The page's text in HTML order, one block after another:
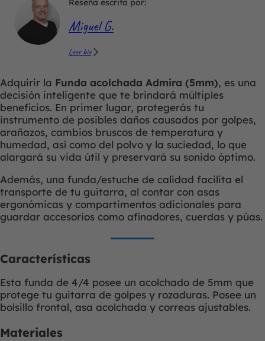
Reseña escrita por:
Miguel G.
Leer bio
Adquirir la Funda acolchada Admira (5mm), es una
decisión inteligente que te brindará múltiples
beneficios. En primer lugar, protegerás tu
instrumento de posibles daños causados por golpes,
arañazos, cambios bruscos de temperatura y
humedad, así como del polvo y la suciedad, lo que
alargará su vida útil y preservará su sonido óptimo.
Además, una funda/estuche de calidad facilita el
transporte de tu guitarra, al contar con asas
ergonómicas y compartimentos adicionales para
guardar accesorios como afinadores, cuerdas y púas.
Características
Esta funda de 4/4 posee un acolchado de 5mm que
protege tu guitarra de golpes y rozaduras. Posee un
bolsillo frontal, asa acolchada y correas ajustables.
Materiales